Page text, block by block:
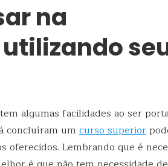
na
algumas facilidades ao ser
concluíram um curso superior
oferecidos. Lembrando que é